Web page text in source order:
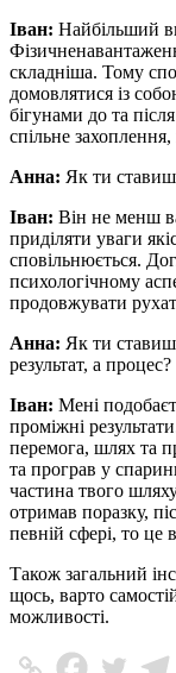
Іван: Найбільший
складніша. Тому
домовлятися із
бігунами до та
спільне
Анна: Як ти
Іван: Він не менш
приділяти уваги
сповільнюється.
психологічному
продовжувати
Анна: Як ти
результат, а процес?
Іван: Мені
проміжні
перемога, шлях та
та програв у
частина твого
отримав поразку,
певній сфері, то це
Також загальний
щось, варто
можливості.